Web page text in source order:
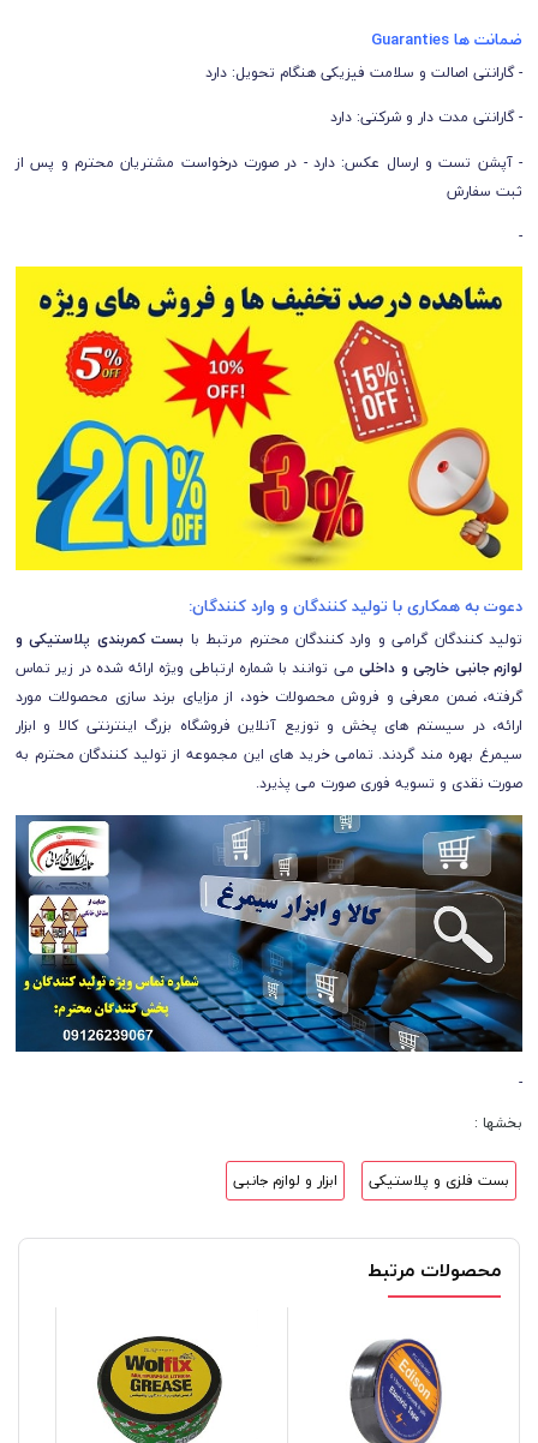
ضمانت ها Guaranties
- گارانتی اصالت و سلامت فیزیکی هنگام تحویل: دارد
- گارانتی مدت دار و شرکتی: دارد
- آپشن تست و ارسال عکس: دارد - در صورت درخواست مشتریان محترم و پس از
ثبت سفارش
-
دعوت به همکاری با تولید کنندگان و وارد کنندگان:
تولید کنندگان گرامی و وارد کنندگان محترم مرتبط با بست کمربندی پلاستیکی و
لوازم جانبی خارجی و داخلیمی توانند با شماره ارتباطی ویژه ارائه شده در زیر تماس
گرفته، ضمن معرفی و فروش محصولات خود، از مزایای برند سازی محصولات مورد
ارائه، در سیستم های پخش و توزیع آنلاین فروشگاه بزرگ اینترنتی کالا و ابزار
سیمرغ بهره مند گردند. تمامی خرید های این مجموعه از تولید کنندگان محترم به
صورت نقدی و تسویه فوری صورت می پذیرد.
-
بخشها :
بست فلزی و پلاستیکی ابزار و لوازم جانبی
محصولات مرتبط